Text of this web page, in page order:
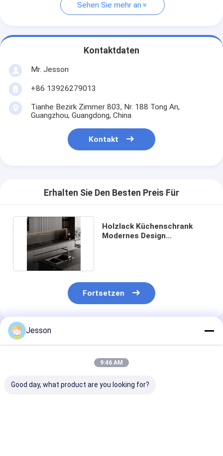
Sehen Sie mehr an
Kontaktdaten
Mr. Jesson
+86 13926279013
Tianhe Bezirk Zimmer 803, Nr. 188 Tong An,
Guangzhou, Guangdong, China
Kontakt
Erhalten Sie Den Besten Preis Für
Holzlack Küchenschrank
Modernes Design
Fortsetzen
Empfohlene Produkte
Jesson
9:46 AM
Good day, what product are you looking for?